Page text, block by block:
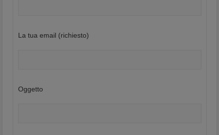
La tua email (richiesto)
Oggetto